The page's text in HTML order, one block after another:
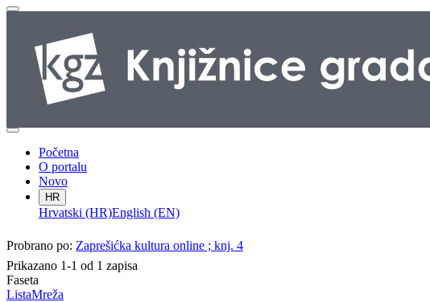
Početna
O portalu
Novo
HR
Hrvatski (HR)English (EN)
Probrano po: Zaprešićka kultura online ; knj. 4
Prikazano 1-1 od 1 zapisa
Faseta
ListaMreža